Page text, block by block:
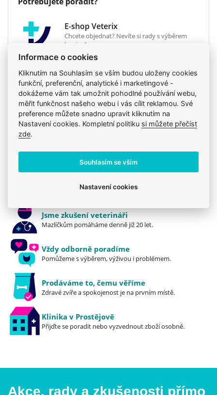
E-shop Veterix
Chcete objednat? Nevíte si rady s výběrem
krmiva?
777 319 517 (Po–Pá, 8–15h)
eshop@veterix.cz
Produkt také v těchto kategoriích
Brit
Krmiva Mého psa trápí
Pro dospělé
Konzervy a kapsičky
Holistické
Jsme zkušení veterináři
Mazlíčkům pomáháme denně již 20 let.
Vždy odborně poradíme
Pomůžeme s výběrem, výživou i problémem.
Prodáváme to, čemu věříme
Zdravé zvíře a spokojenost je na prvním místě.
Klinika v Prostějově
Přijďte se poradit nebo vyzvednout zboží osobně.
Akce, rady a zkušenosti přímo
Informace o cookies
Kliknutím na Souhlasím se vším budou uloženy cookies
funkční, preferenční, analytické i marketingové -
dokážeme vám tak umožnit pohodlné používání webu,
měřit funkčnost našeho webu i vás cílit reklamou. Své
preference můžete snadno upravit kliknutím na
Nastavení cookies. Kompletní politiku si můžete přečíst
zde.
Souhlasím se vším
Nastavení cookies